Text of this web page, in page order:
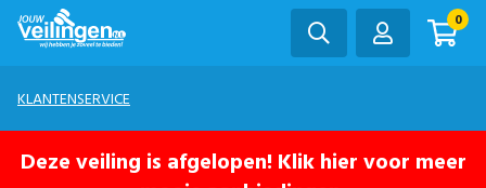
0
KLANTENSERVICE
Deze veiling is afgelopen! Klik hier voor meer